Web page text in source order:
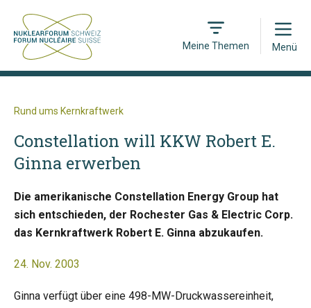
Meine Themen
Open
Menü
Rund ums Kernkraftwerk
Constellation will KKW Robert E.
Ginna erwerben
Die amerikanische Constellation Energy Group hat
sich entschieden, der Rochester Gas & Electric Corp.
das Kernkraftwerk Robert E. Ginna abzukaufen.
24. Nov. 2003
Ginna verfügt über eine 498-MW-Druckwassereinheit,